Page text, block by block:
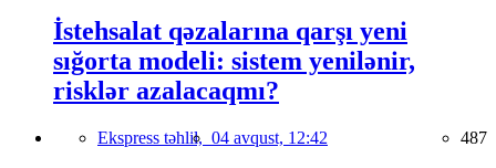
İstehsalat qəzalarına qarşı yeni
sığorta modeli: sistem yenilənir,
risklər azalacaqmı?
Ekspress təhlil, 04 avqust, 12:42 487